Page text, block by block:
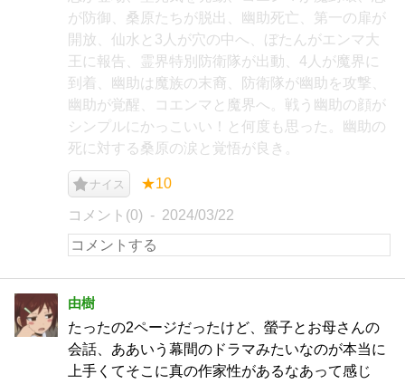
が防御、桑原たちが脱出、幽助死亡、第一の扉が
開放、仙水と3人が穴の中へ、ぼたんがエンマ大
王に報告、霊界特別防衛隊が出動、4人が魔界に
到着、幽助は魔族の末裔、防衛隊が幽助を攻撃、
幽助が覚醒、コエンマと魔界へ。戦う幽助の顔が
シンプルにかっこいい！と何度も思った。幽助の
死に対する桑原の涙と覚悟が良き。
ナイス ★10
コメント(0) 2024/03/22
由樹
たったの2ページだったけど、螢子とお母さんの
会話、ああいう幕間のドラマみたいなのが本当に
上手くてそこに真の作家性があるなあって感じ